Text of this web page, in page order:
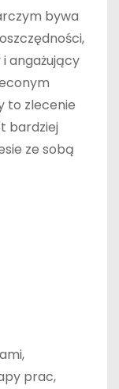
bywa
angażujący
to zlecenie
bardziej
ze sobą
prac,